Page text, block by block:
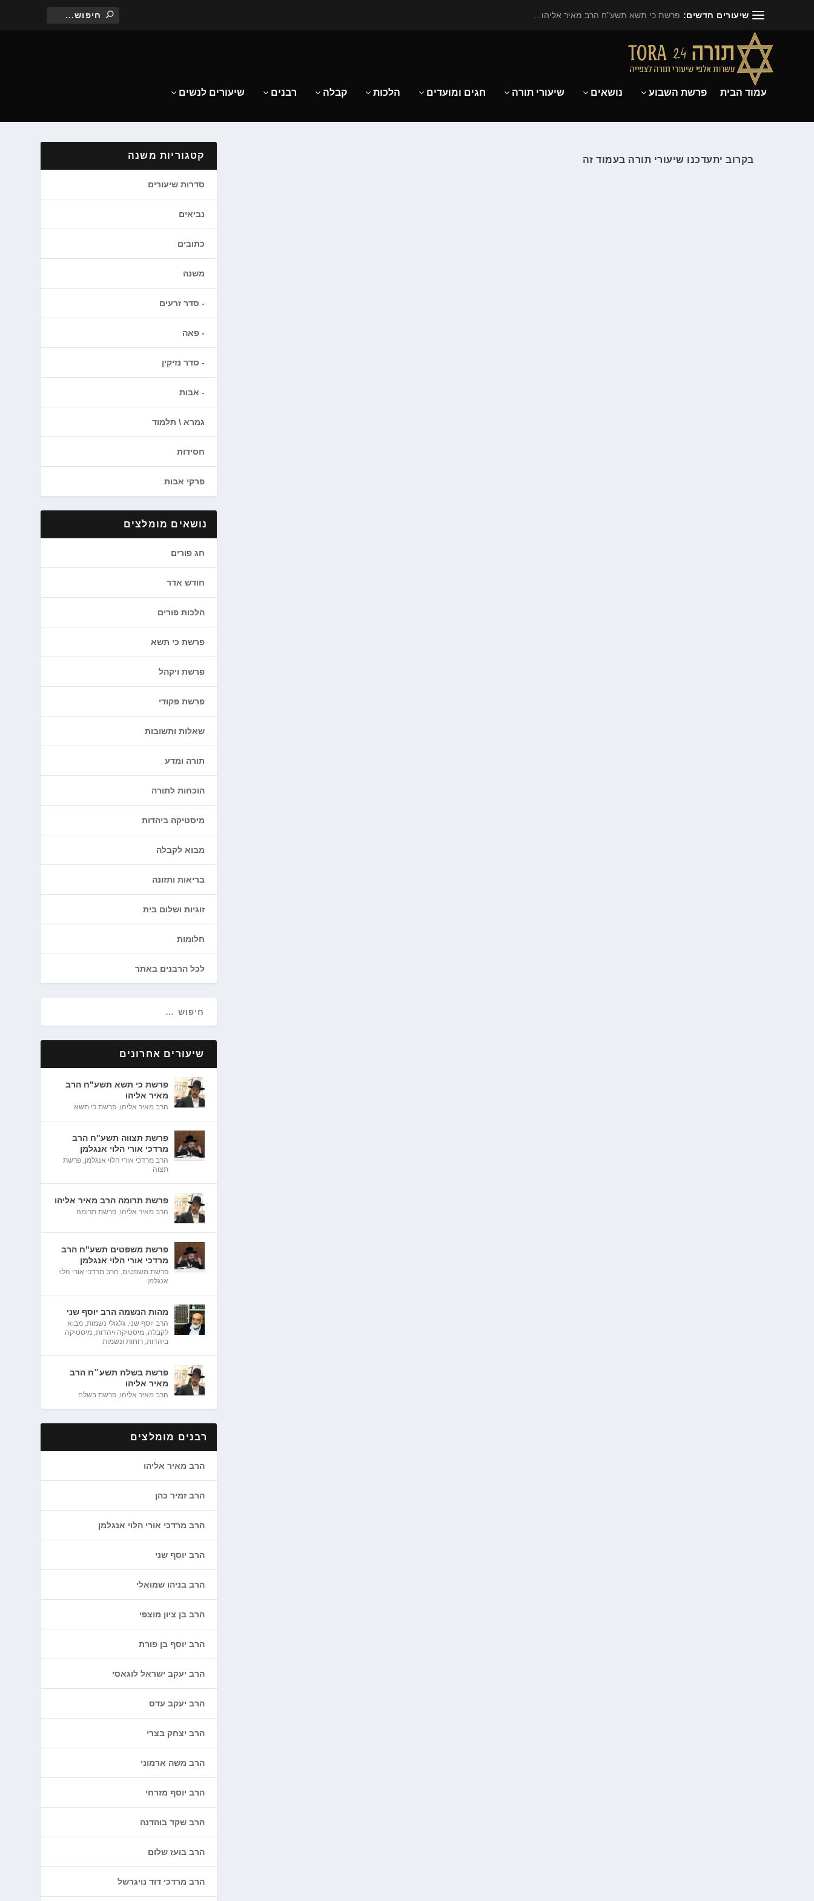
שיעורים חדשים: פרשת כי תשא תשע"ח הרב מאיר אליהו...
עמוד הבית פרשת השבוע נושאים שיעורי תורה חגים ומועדים הלכות קבלה רבנים שיעורים לנשים
בקרוב יתעדכנו שיעורי תורה בעמוד זה קטגוריות משנה
סדרות שיעורים
נביאים
כתובים
משנה
סדר זרעים
פאה
סדר נזיקין
אבות
גמרא \ תלמוד
חסידות
פרקי אבות
נושאים מומלצים
חג פורים
חודש אדר
הלכות פורים
פרשת כי תשא
פרשת ויקהל
פרשת פקודי
שאלות ותשובות
תורה ומדע
הוכחות לתורה
מיסטיקה ביהדות
מבוא לקבלה
בריאות ותזונה
זוגיות ושלום בית
חלומות
לכל הרבנים באתר
שיעורים אחרונים
פרשת כי תשא תשע"ח הרב
מאיר אליהו
הרב מאיר אליהו,פרשת כי תשא
פרשת תצווה תשע"ח הרב
מרדכי אורי הלוי אנגלמן
הרב מרדכי אורי הלוי אנגלמן,פרשת
תצוה
פרשת תרומה הרב מאיר אליהו
הרב מאיר אליהו,פרשת תרומה
פרשת משפטים תשע"ח הרב
מרדכי אורי הלוי אנגלמן
פרשת משפטים, הרב מרדכי אורי הלוי
אנגלמן
מהות הנשמה הרב יוסף שני
הרב יוסף שני,גלגולי נשמות,מבוא
לקבלה,מיסטיקה ויהדות,מיסטיקה
ביהדות,רוחות ונשמות
פרשת בשלח תשע״ח הרב
מאיר אליהו
הרב מאיר אליהו,פרשת בשלח
רבנים מומלצים
הרב מאיר אליהו
הרב זמיר כהן
הרב מרדכי אורי הלוי אנגלמן
הרב יוסף שני
הרב בניהו שמואלי
הרב בן ציון מוצפי
הרב יוסף בן פורת
הרב יעקב ישראל לוגאסי
הרב יעקב עדס
הרב יצחק בצרי
הרב משה ארמוני
הרב יוסף מזרחי
הרב שקד בוהדנה
הרב בועז שלום
הרב מרדכי דוד נויגרשל